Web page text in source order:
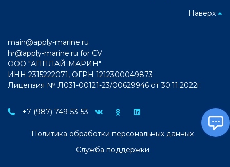
Наверх
main@apply-marine.ru
hr@apply-marine.ru for CV
ООО "АППЛАЙ-МАРИН"
ИНН 2315222071, ОГРН 1212300049873
Лицензия № Л031-00121-23/00629946 от 30.11.2022г.
+7 (987) 749-53-53
Политика обработки персональных данных
Служба поддержки